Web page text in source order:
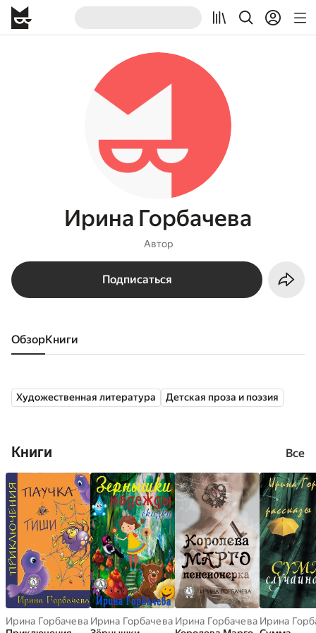
Ирина Горбачева
Автор
Подписаться
Обзор книги
Художественная литература Детская проза и поэзия
Книги Все
Ирина Горбачева Ирина Горбачева Ирина Горбачева Ирина